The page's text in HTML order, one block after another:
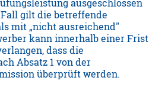
ausgeschlossen
gilt die betreffende
mit „nicht ausreichend"
kann innerhalb einer Frist
dass die
Absatz 1 von der
überprüft werden.